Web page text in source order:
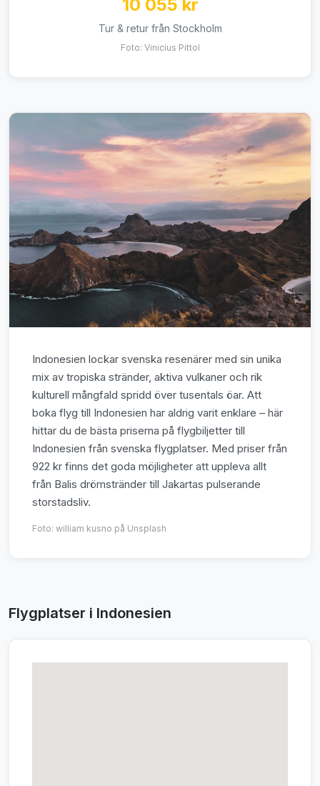
10 055 kr
Tur & retur från Stockholm
Foto: Vinicius Pittol
Indonesien lockar svenska resenärer med sin unika
mix av tropiska stränder, aktiva vulkaner och rik
kulturell mångfald spridd över tusentals öar. Att
boka flyg till Indonesien har aldrig varit enklare – här
hittar du de bästa priserna på flygbiljetter till
Indonesien från svenska flygplatser. Med priser från
922 kr finns det goda möjligheter att uppleva allt
från Balis drömstränder till Jakartas pulserande
storstadsliv.
Foto: william kusno på Unsplash
Flygplatser i Indonesien